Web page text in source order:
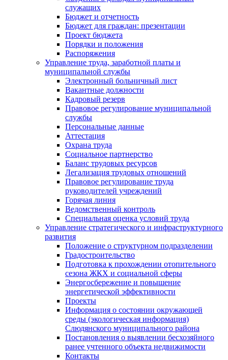
служащих
Бюджет и отчетность
Бюджет для граждан: презентации
Проект бюджета
Порядки и положения
Распоряжения
Управление труда, заработной платы и
муниципальной службы
Электронный больничный лист
Вакантные должности
Кадровый резерв
Правовое регулирование муниципальной
службы
Персональные данные
Аттестация
Охрана труда
Социальное партнерство
Баланс трудовых ресурсов
Легализация трудовых отношений
Правовое регулирование труда
руководителей учреждений
Горячая линия
Ведомственный контроль
Специальная оценка условий труда
Управление стратегического и инфраструктурного
развития
Положение о структурном подразделении
Градостроительство
Подготовка к прохождении отопительного
сезона ЖКХ и социальной сферы
Энергосбережение и повышение
энергетической эффективности
Проекты
Информация о состоянии окружающей
среды (экологическая информация)
Слюдянского муниципального района
Постановления о выявлении бесхозяйного
ранее учтенного объекта недвижимости
Контакты